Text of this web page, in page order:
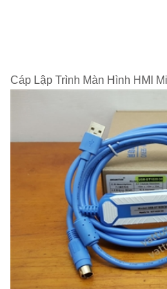
Cáp Lập Trình Màn Hình HMI